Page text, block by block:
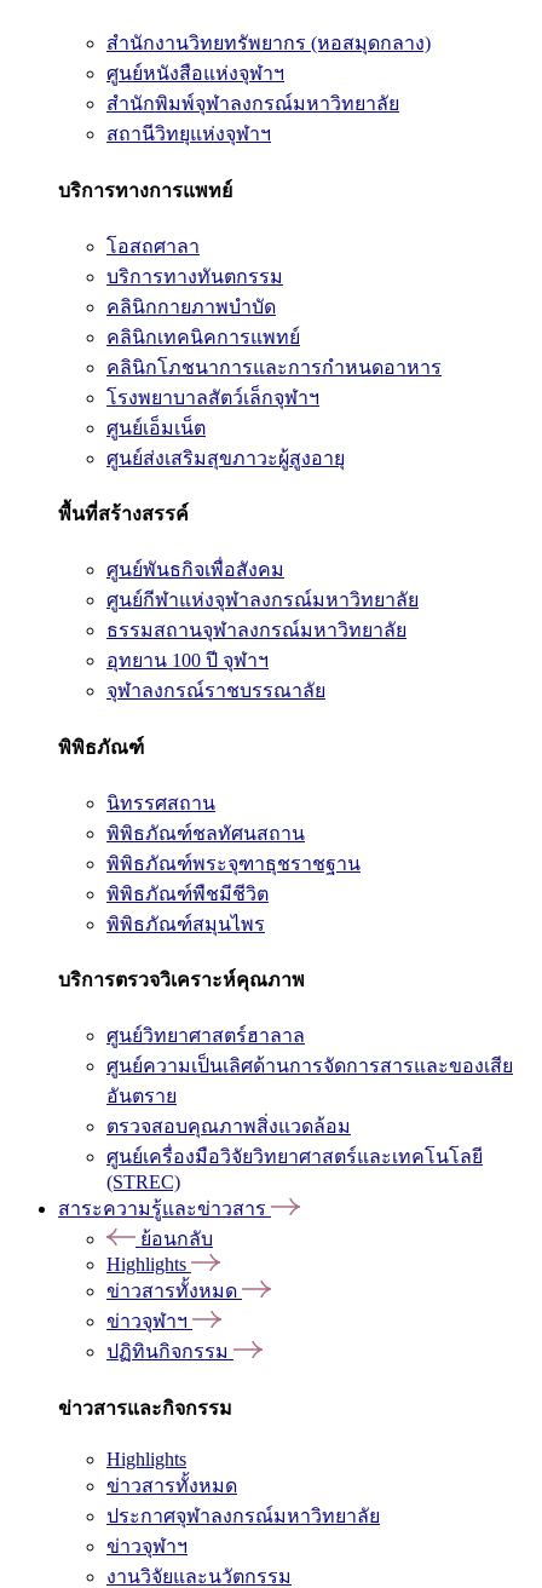
สำนักงานวิทยทรัพยากร (หอสมุดกลาง)
ศูนย์หนังสือแห่งจุฬาฯ
สำนักพิมพ์จุฬาลงกรณ์มหาวิทยาลัย
สถานีวิทยุแห่งจุฬาฯ
บริการทางการแพทย์
โอสถศาลา
บริการทางทันตกรรม
คลินิกกายภาพบำบัด
คลินิกเทคนิคการแพทย์
คลินิกโภชนาการและการกำหนดอาหาร
โรงพยาบาลสัตว์เล็กจุฬาฯ
ศูนย์เอ็มเน็ต
ศูนย์ส่งเสริมสุขภาวะผู้สูงอายุ
พื้นที่สร้างสรรค์
ศูนย์พันธกิจเพื่อสังคม
ศูนย์กีฬาแห่งจุฬาลงกรณ์มหาวิทยาลัย
ธรรมสถานจุฬาลงกรณ์มหาวิทยาลัย
อุทยาน 100 ปี จุฬาฯ
จุฬาลงกรณ์ราชบรรณาลัย
พิพิธภัณฑ์
นิทรรศสถาน
พิพิธภัณฑ์ชลทัศนสถาน
พิพิธภัณฑ์พระจุฑาธุชราชฐาน
พิพิธภัณฑ์พืชมีชีวิต
พิพิธภัณฑ์สมุนไพร
บริการตรวจวิเคราะห์คุณภาพ
ศูนย์วิทยาศาสตร์ฮาลาล
ศูนย์ความเป็นเลิศด้านการจัดการสารและของเสีย
อันตราย
ตรวจสอบคุณภาพสิ่งแวดล้อม
ศูนย์เครื่องมือวิจัยวิทยาศาสตร์และเทคโนโลยี
(STREC)
สาระความรู้และข่าวสาร
ย้อนกลับ
Highlights
ข่าวสารทั้งหมด
ข่าวจุฬาฯ
ปฏิทินกิจกรรม
ข่าวสารและกิจกรรม
Highlights
ข่าวสารทั้งหมด
ประกาศจุฬาลงกรณ์มหาวิทยาลัย
ข่าวจุฬาฯ
งานวิจัยและนวัตกรรม